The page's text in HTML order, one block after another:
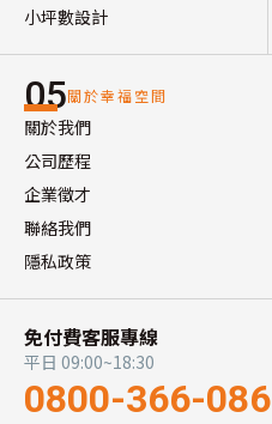
小坪數設計
05關於幸福空間
關於我們
公司歷程
企業徵才
聯絡我們
隱私政策
免付費客服專線
平日 09:00~18:30
0800-366-086